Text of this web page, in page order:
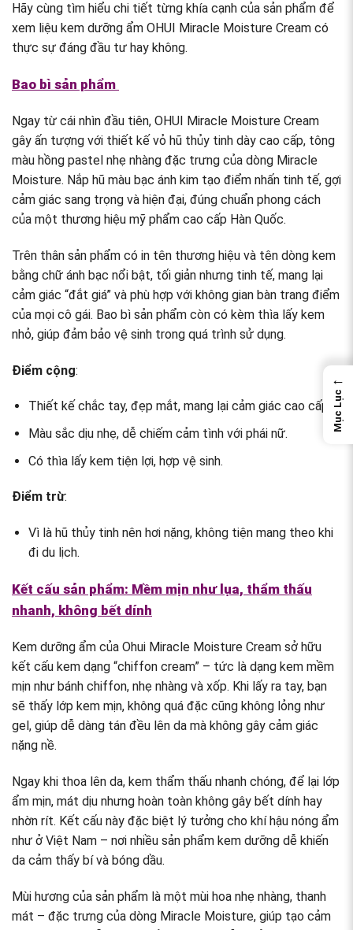
Hãy cùng tìm hiểu chi tiết từng khía cạnh của sản phẩm để
xem liệu kem dưỡng ẩm OHUI Miracle Moisture Cream có
thực sự đáng đầu tư hay không.
Bao bì sản phẩm
Ngay từ cái nhìn đầu tiên, OHUI Miracle Moisture Cream
gây ấn tượng với thiết kế vỏ hũ thủy tinh dày cao cấp, tông
màu hồng pastel nhẹ nhàng đặc trưng của dòng Miracle
Moisture. Nắp hũ màu bạc ánh kim tạo điểm nhấn tinh tế, gợi
cảm giác sang trọng và hiện đại, đúng chuẩn phong cách
của một thương hiệu mỹ phẩm cao cấp Hàn Quốc.
Trên thân sản phẩm có in tên thương hiệu và tên dòng kem
bằng chữ ánh bạc nổi bật, tối giản nhưng tinh tế, mang lại
cảm giác “đắt giá” và phù hợp với không gian bàn trang điểm
của mọi cô gái. Bao bì sản phẩm còn có kèm thìa lấy kem
nhỏ, giúp đảm bảo vệ sinh trong quá trình sử dụng.
Điểm cộng:
Thiết kế chắc tay, đẹp mắt, mang lại cảm giác cao cấp.
Màu sắc dịu nhẹ, dễ chiếm cảm tình với phái nữ.
Có thìa lấy kem tiện lợi, hợp vệ sinh.
Điểm trừ:
Vì là hũ thủy tinh nên hơi nặng, không tiện mang theo khi
đi du lịch.
Kết cấu sản phẩm: Mềm mịn như lụa, thẩm thấu
nhanh, không bết dính
Kem dưỡng ẩm của Ohui Miracle Moisture Cream sở hữu
kết cấu kem dạng “chiffon cream” – tức là dạng kem mềm
mịn như bánh chiffon, nhẹ nhàng và xốp. Khi lấy ra tay, bạn
sẽ thấy lớp kem mịn, không quá đặc cũng không lỏng như
gel, giúp dễ dàng tán đều lên da mà không gây cảm giác
nặng nề.
Ngay khi thoa lên da, kem thẩm thấu nhanh chóng, để lại lớp
ẩm mịn, mát dịu nhưng hoàn toàn không gây bết dính hay
nhờn rít. Kết cấu này đặc biệt lý tưởng cho khí hậu nóng ẩm
như ở Việt Nam – nơi nhiều sản phẩm kem dưỡng dễ khiến
da cảm thấy bí và bóng dầu.
Mùi hương của sản phẩm là một mùi hoa nhẹ nhàng, thanh
mát – đặc trưng của dòng Miracle Moisture, giúp tạo cảm
←
Mục Lục